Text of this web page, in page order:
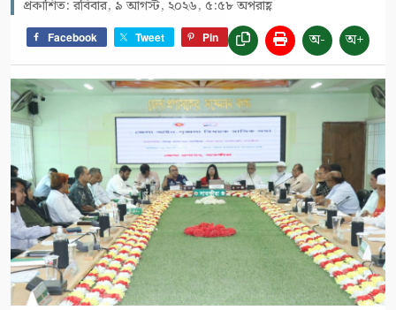
প্রকাশিত: রবিবার, ৯ আগস্ট, ২০২৬, ৫:৫৮ অপরাহ্ণ
Facebook Tweet Pin অ- অ+